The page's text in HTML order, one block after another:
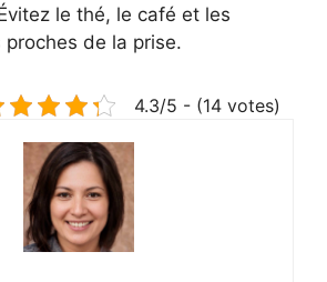
le thé, le café et les
de la prise.
4.3/5 - (14 votes)